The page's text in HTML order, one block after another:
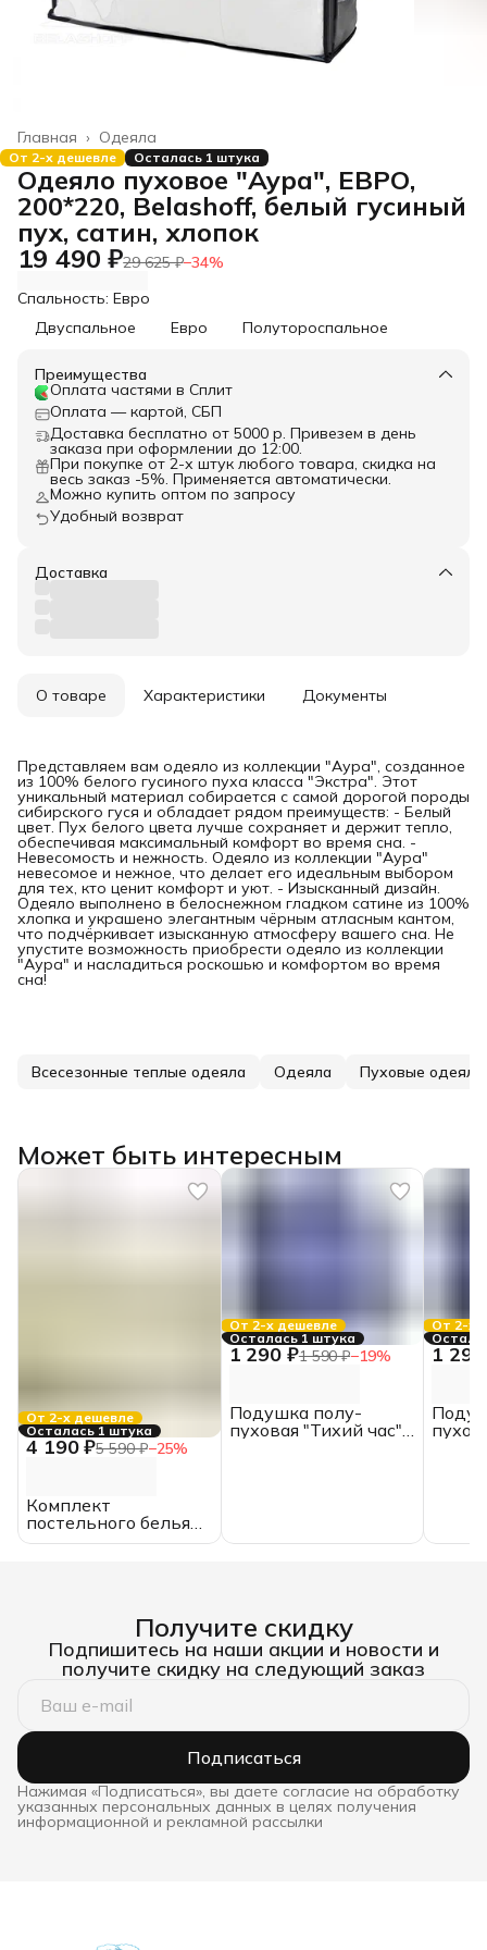
Одеяла
Главная ›
От 2-х дешевле Осталась 1 штука
Одеяло пуховое "Аура", ЕВРО,
200*220, Belashoff, белый гусиный
пух, сатин, хлопок
19 490 ₽29 625 ₽−34%
Спальность: Евро
Двуспальное
Евро Полутороспальное
Преимущества
Оплата частями в Сплит
Оплата — картой, СБП
Доставка бесплатно от 5000 р. Привезем в день
заказа при оформлении до 12:00.
При покупке от 2-х штук любого товара, скидка на
весь заказ -5%. Применяется автоматически.
Можно купить оптом по запросу
Удобный возврат
Доставка
О товаре Характеристики Документы
Представляем вам одеяло из коллекции "Аура", созданное
из 100% белого гусиного пуха класса "Экстра". Этот
уникальный материал собирается с самой дорогой породы
сибирского гуся и обладает рядом преимуществ: - Белый
цвет. Пух белого цвета лучше сохраняет и держит тепло,
обеспечивая максимальный комфорт во время сна. -
Невесомость и нежность. Одеяло из коллекции "Аура"
невесомое и нежное, что делает его идеальным выбором
для тех, кто ценит комфорт и уют. - Изысканный дизайн.
Одеяло выполнено в белоснежном гладком сатине из 100%
хлопка и украшено элегантным чёрным атласным кантом,
что подчёркивает изысканную атмосферу вашего сна. Не
упустите возможность приобрести одеяло из коллекции
"Аура" и насладиться роскошью и комфортом во время
сна!
Всесезонные теплые одеяла Одеяла Пуховые одеяла
Может быть интересным
От 2-х дешевле
Осталась 1 штука
4 190 ₽5 590 ₽−25%
Комплект
постельного белья
сатин, "13970",
От 2-х дешевле
Осталась 1 штука
1 290 ₽1 590 ₽−19%
Подушка полу-
пуховая "Тихий час"
От 2-х
1
Получите скидку
Подпишитесь на наши акции и новости и
получите скидку на следующий заказ
Подписаться
Нажимая «Подписаться», вы даете согласие на обработку
указанных персональных данных в целях получения
информационной и рекламной рассылки